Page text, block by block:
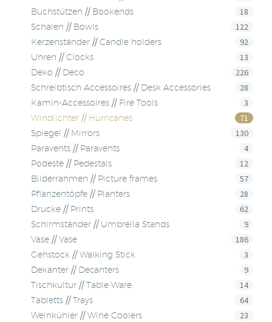
Buchstützen // Bookends 18
Schalen // Bowls 122
Kerzenständer // Candle holders 92
Uhren // Clocks 13
Deko // Deco 226
Schreibtisch Accessoires // Desk Accessories 28
Kamin-Accessoires // Fire Tools 3
Windlichter // Hurricanes 71
Spiegel // Mirrors 130
Paravents // Paravents 4
Podeste // Pedestals 12
Bilderrahmen // Picture frames 57
Pflanzentöpfe // Planters 28
Drucke // Prints 62
Schirmständer // Umbrella Stands 9
Vase // Vase 186
Gehstock // Walking Stick 3
Dekanter // Decanters 9
Tischkultur // Table Ware 14
Tabletts // Trays 64
Weinkühler // Wine Coolers 23